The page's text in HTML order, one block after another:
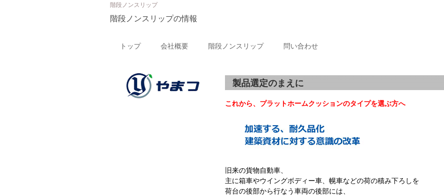
階段ノンスリップ
階段ノンスリップの情報
トップ 会社概要 階段ノンスリップ 問い合わせ
製品選定のまえに
これから、プラットホームクッションのタイプを選ぶ方へ
旧来の貨物自動車、
主に箱車やウイングボディー車、幌車などの荷の積み下ろしを
荷台の後部から行なう車両の後部には、